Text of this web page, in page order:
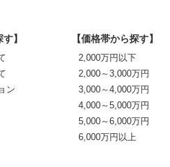
】
ン
【価格帯から探す】
2,000万円以下
2,000～3,000万円
3,000～4,000万円
4,000～5,000万円
5,000～6,000万円
6,000万円以上